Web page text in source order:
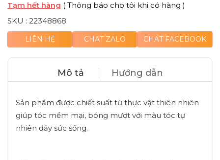
Tạm hết hàng ( Thông báo cho tôi khi có hàng )
SKU : 22348868
LIÊN HỆ CHAT ZALO CHAT FACEBOOK
Mô tả Hướng dẫn
Sản phẩm được chiết suất từ thực vật thiên nhiên
giúp tóc mềm mại, bóng mượt với màu tóc tự
nhiên đầy sức sống.